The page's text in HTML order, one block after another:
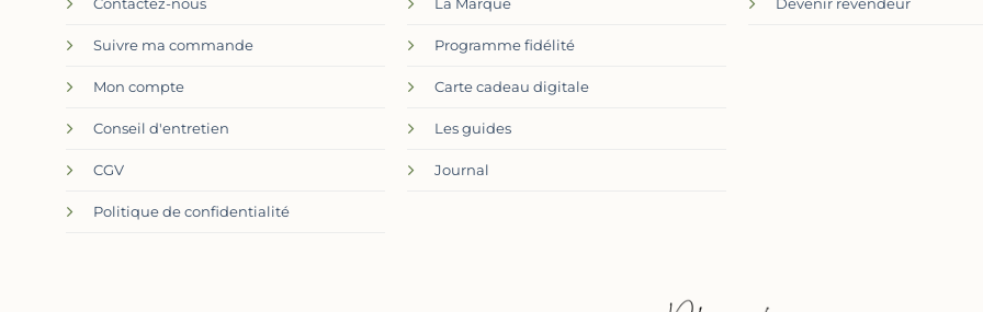
Suivre ma commande
Mon compte
Conseil d'entretien
CGV
Politique de confidentialité
Programme fidélité
Carte cadeau digitale
Les guides
Journal